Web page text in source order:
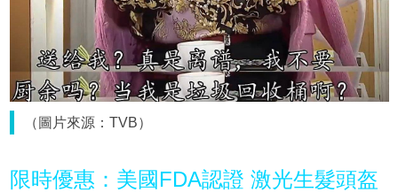
（圖片來源：TVB）
限時優惠：美國FDA認證 激光生髮頭盔